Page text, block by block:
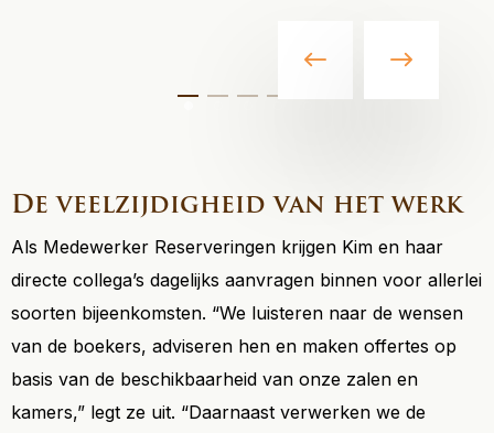
De veelzijdigheid van het werk
Als Medewerker Reserveringen krijgen Kim en haar
directe collega’s dagelijks aanvragen binnen voor allerlei
soorten bijeenkomsten. “We luisteren naar de wensen
van de boekers, adviseren hen en maken offertes op
basis van de beschikbaarheid van onze zalen en
kamers,” legt ze uit. “Daarnaast verwerken we de